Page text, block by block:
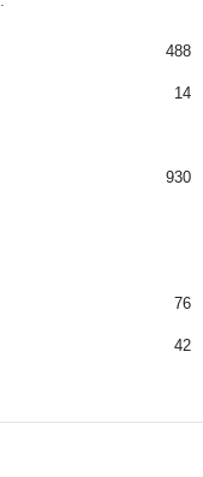
488
14
930
76
42